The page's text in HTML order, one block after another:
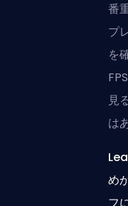
番
プ
を
見
は
め